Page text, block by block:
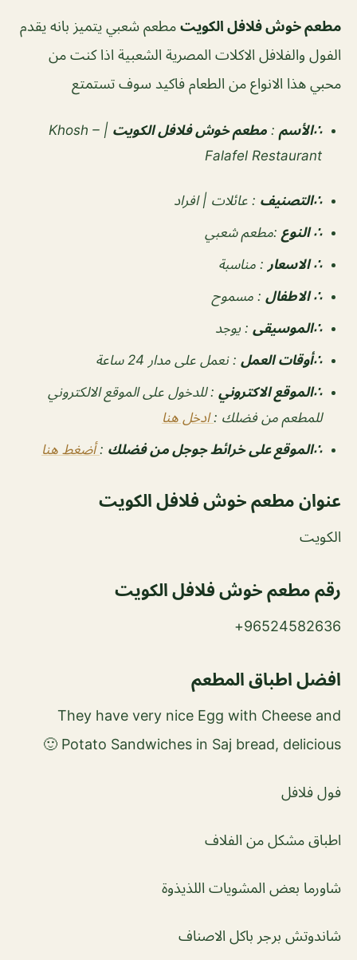
مطعم خوش فلافل الكويت مطعم شعبي يتميز بانه يقدم
الفول والفلافل الاكلات المصرية الشعبية اذا كنت من
محبي هذا الانواع من الطعام فاكيد سوف تستمتع
∴الأسم : مطعم خوش فلافل الكويت
| – Khosh
Falafel Restaurant
∴التصنيف : عائلات | افراد
∴ النوع :مطعم شعبي
∴ الاسعار : مناسبة
∴ الاطفال : مسموح
∴الموسيقى : يوجد
‏∴أوقات العمل :نعمل على مدار 24 ساعة
∴الموقع الاكتروني : للدخول على الموقع الالكتروني
للمطعم من فضلك :ادخل هنا
∴الموقع على خرائط جوجل من فضلك :أضغط هنا
عنوان مطعم خوش فلافل الكويت
الكويت
رقم مطعم خوش فلافل الكويت
96524582636+
افضل اطباق المطعم
They have very nice Egg with Cheese and
Potato Sandwiches in Saj bread, delicious 🙂
فول فلافل
اطباق مشكل من الفلاف
شاورما بعض المشويات اللذيذوة
شاندوتش برجر باكل الاصناف